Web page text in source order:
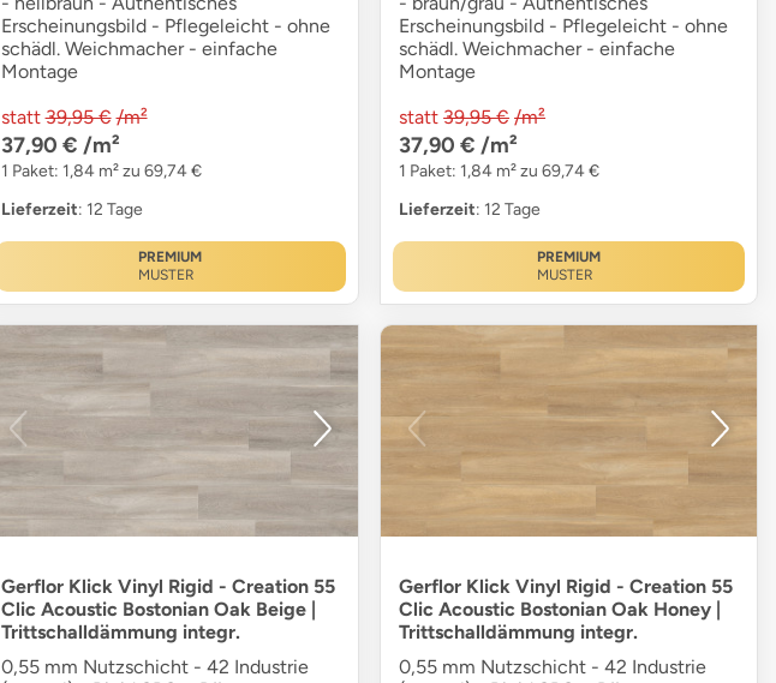
Erscheinungsbild - Pflegeleicht - ohne
schädl. Weichmacher - einfache
Montage
statt 39,95 € /m²
37,90 € /m²
1 Paket: 1,84 m² zu 69,74 €
Lieferzeit: 12 Tage
PREMIUM
MUSTER
Erscheinungsbild - Pflegeleicht - ohne
schädl. Weichmacher - einfache
Montage
statt 39,95 € /m²
37,90 € /m²
1 Paket: 1,84 m² zu 69,74 €
Lieferzeit: 12 Tage
PREMIUM
MUSTER
Gerflor Klick Vinyl Rigid - Creation 55
Clic Acoustic Bostonian Oak Beige |
Trittschalldämmung integr.
0,55 mm Nutzschicht - 42 Industrie
Gerflor Klick Vinyl Rigid - Creation 55
Clic Acoustic Bostonian Oak Honey |
Trittschalldämmung integr.
0,55 mm Nutzschicht - 42 Industrie